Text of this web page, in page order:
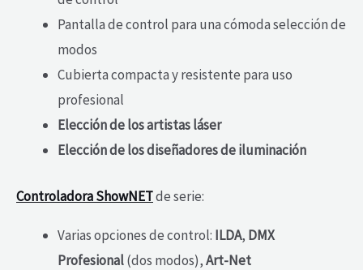
Pantalla de control para una cómoda selección de
modos
Cubierta compacta y resistente para uso
profesional
Elección de los artistas láser
Elección de los diseñadores de iluminación
Controladora ShowNETde serie:
Varias opciones de control: ILDA, DMX
Profesional(dos modos),Art-Net